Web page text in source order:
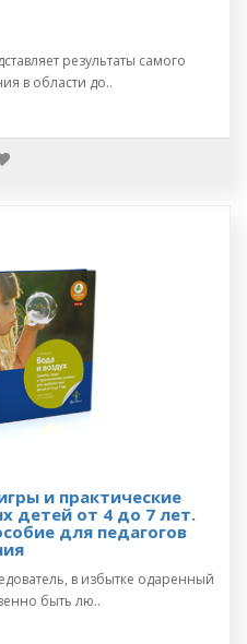
результаты самого
в области до..
и практические
детей от 4 до 7 лет.
для педагогов
в избытке одаренный
быть лю..